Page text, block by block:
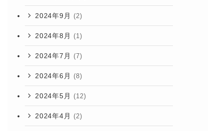
2024年9月 (2)
2024年8月 (1)
2024年7月 (7)
2024年6月 (8)
2024年5月 (12)
2024年4月 (2)